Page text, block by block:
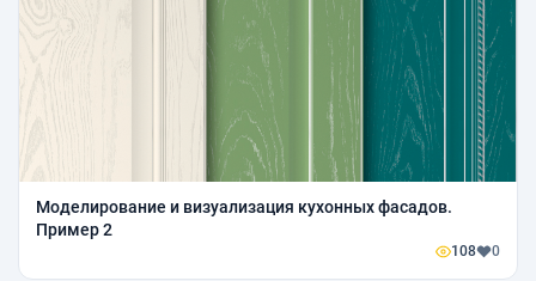
Моделирование и визуализация кухонных фасадов.
Пример 2
108 0